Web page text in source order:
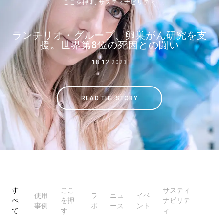
ここを押す,サスティナビリティ
ランチリオ・グループ、卵巣がん研究を支
援。世界第8位の死因との闘い
18.12.2023
READ THE STORY
す
べ
て
使用
事例
ここ
を押
す
ラ
ボ
ニュ
ース
イベ
ント
サスティ
ナビリテ
ィ
Our brands
グループ
ニュース
歴史
サスティナビリティ